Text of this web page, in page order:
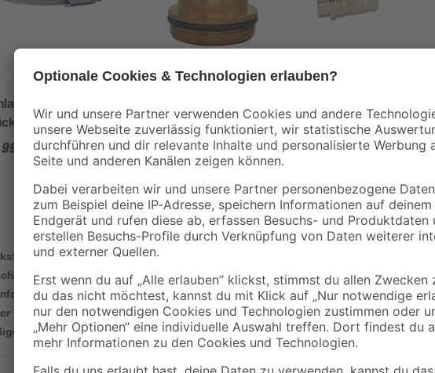
2
Ø 20 - 32 mm
99
Ring-Dichtung Ø
19,05 mm (3/4)
3,79€
mit Stahlhebel
10,99
geeignet
Handhabung
Durchlaufmenge
Polyethylen
Der Inter Union
insbesondere für den Einsatz in
zuverlässig als Spritzschutz,
einfache und sichere
Durchlaufmenge und